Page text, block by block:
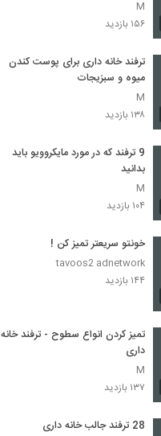
M
۱۵۶ بازدید
ترفند خانه داری برای پوست کندن
میوه و سبزیجات
M
۱۳۸ بازدید
9 ترفند که در مورد مایکروویو باید
بدانید
M
۱۰۴ بازدید
خونتو سریعتر تمیز کن !
tavoos2 adnetwork
۱۴۴ بازدید
تمیز کردن انواع سطوح - ترفند خانه
داری
M
۱۳۷ بازدید
28 ترفند جالب خانه داری